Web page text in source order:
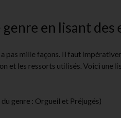
en lisant des
pas mille façons. Il faut
et les ressorts utilisés. Voici une
genre : Orgueil et Préjugés)